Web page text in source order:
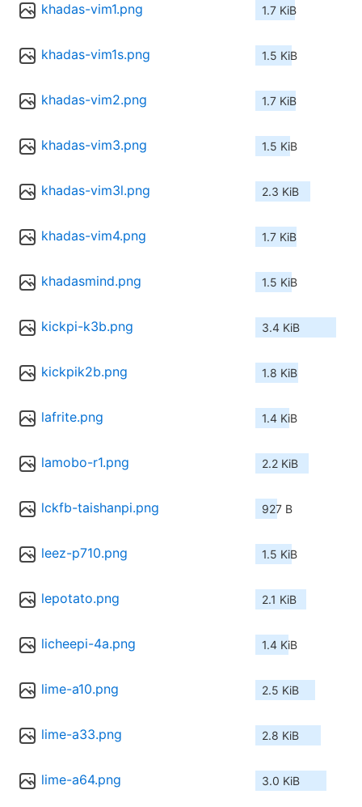
khadas-vim1.png 1.7 KiB
khadas-vim1s.png 1.5 KiB
khadas-vim2.png 1.7 KiB
khadas-vim3.png 1.5 KiB
khadas-vim3l.png 2.3 KiB
khadas-vim4.png 1.7 KiB
khadasmind.png 1.5 KiB
kickpi-k3b.png 3.4 KiB
kickpik2b.png 1.8 KiB
lafrite.png 1.4 KiB
lamobo-r1.png 2.2 KiB
lckfb-taishanpi.png 927 B
leez-p710.png 1.5 KiB
lepotato.png 2.1 KiB
licheepi-4a.png 1.4 KiB
lime-a10.png 2.5 KiB
lime-a33.png 2.8 KiB
lime-a64.png 3.0 KiB